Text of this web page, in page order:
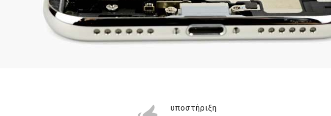
υποστήριξη